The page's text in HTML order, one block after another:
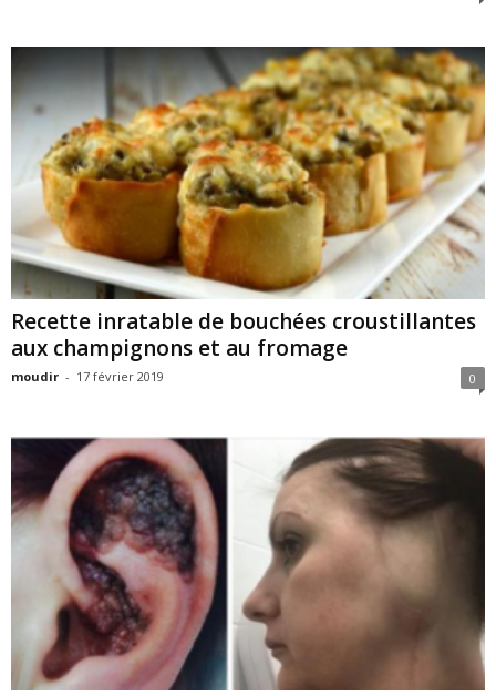
Recette inratable de bouchées croustillantes
aux champignons et au fromage
moudir - 17 février 2019 0